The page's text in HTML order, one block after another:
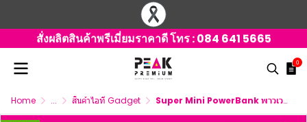
สั่งผลิตสินค้าพรีเมี่ยมราคาดี โทร :084 641 5665
0
Home ... สินค้าไอที Gadget Super Mini PowerBank พาวเวอร์แบงค์ไร้สาย สกรีนโลโก้